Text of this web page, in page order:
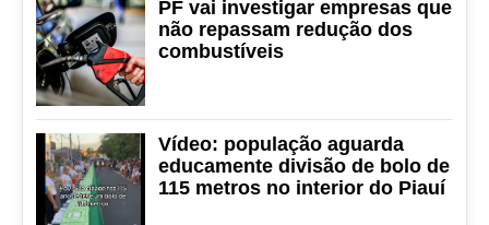
PF vai investigar empresas que
não repassam redução dos
combustíveis
Vídeo: população aguarda
educamente divisão de bolo de
115 metros no interior do Piauí